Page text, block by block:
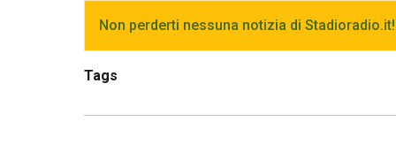
Non perderti nessuna notizia di
Tags